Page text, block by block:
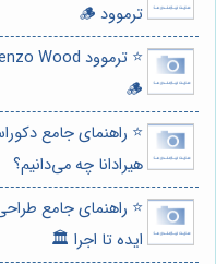
ترموود 🪵
🪵
⭐️ راهنمای جامع
هیرادانا چه می‌دانیم؟
⭐️ راهنمای جامع
ایده تا اجرا 🏛️